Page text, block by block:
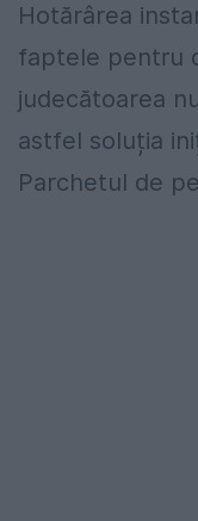
Hotărârea
faptele pentru
judecătoarea
astfel soluția
Parchetul de